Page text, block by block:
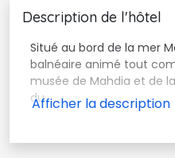
Description de l'hôtel
Situé au bord de la mer
balnéaire animé tout
musée de Mahdia et de
du